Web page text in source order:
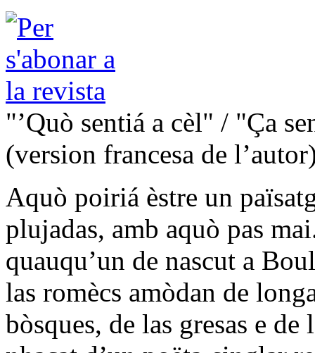
"’Quò sentiá a cèl" / "Ça
(version francesa de
Aquò poiriá èstre un
plujadas, amb aquò pas
quauqu’un de nascut a
las romècs amòdan de
bòsques, de las gresas e de